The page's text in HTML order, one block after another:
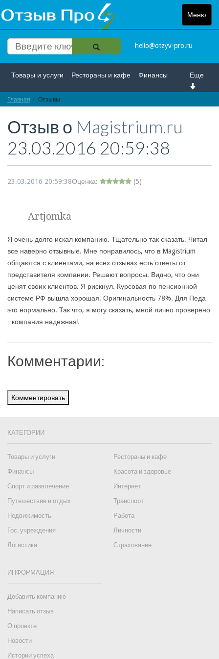
Меню
Toggle
hello@otzyv-pro.ru
Еще
Товары и услуги Рестораны и кафе Финансы
Красота и здоровье
Интернет Путешествие и отдых Транспорт
Недвижимость Работа Гос. учреждения
Главная Отзывы
Отзыв о Magistrium.ru
23.03.2016 20:59:38
23.03.2016 20:59:38Оценка: (5)
Artjomka
Я очень долго искал компанию. Тщательно так сказать. Читал
все наверно отзывные. Мне понравилось, что в Magistrium
общаются с клиентами, на всех отзывах есть ответы от
представителя компании. Решают вопросы. Видно, что они
ценят своих клиентов. Я рискнул. Курсовая по пенсионной
системе РФ вышла хорошая. Оригинальность 78%. Для Педа
это нормально. Так что, я могу сказать, мной лично проверено
- компания надежная!
Комментарии:
Комментировать
КАТЕГОРИИ
Товары и услуги
Рестораны и кафе
Финансы
Красота и здоровье
Спорт и развлечение
Интернет
Путешествие и отдых
Транспорт
Недвижимость
Работа
Гос. учреждения
Личности
Логистика
Страхование
ИНФОРМАЦИЯ
Добавить компанию
Написать отзыв
О проекте
Новости
Истории успеха